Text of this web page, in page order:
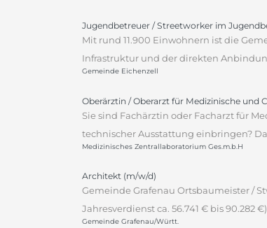
Jugendbetreuer / Streetworker im
Mit rund 11.900 Einwohnern ist die
Infrastruktur und der direkten
Gemeinde Eichenzell
Oberärztin / Oberarzt für Medizinische und
Sie sind Fachärztin oder Facharzt für
technischer Ausstattung einbringen?
Medizinisches Zentrallaboratorium Ges.m.b.H
Architekt (m/w/d)
Gemeinde Grafenau Ortsbaumeister /
Jahresverdienst ca. 56.741 € bis
Gemeinde Grafenau/Württ.